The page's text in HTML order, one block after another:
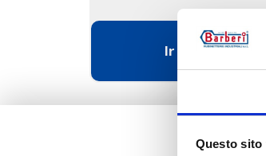
Questo sito
Ir para o